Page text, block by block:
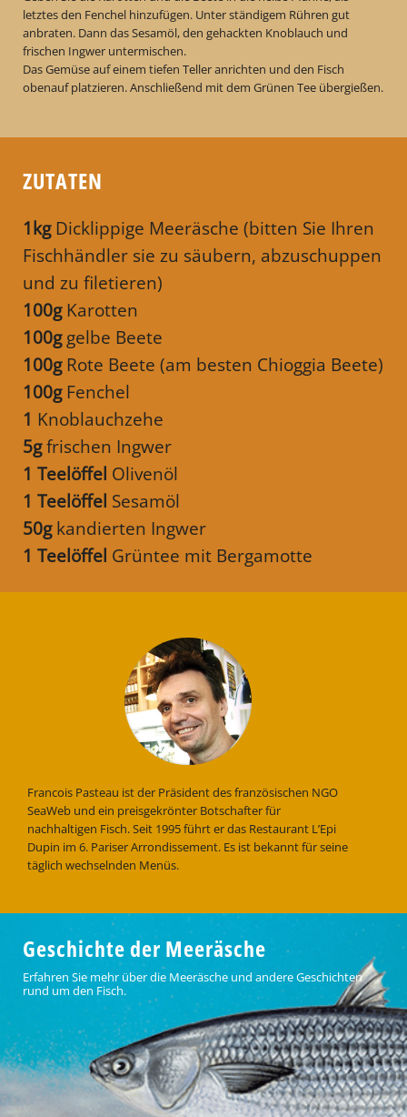
letztes den Fenchel hinzufügen. Unter ständigem Rühren gut
anbraten. Dann das Sesamöl, den gehackten Knoblauch und
frischen Ingwer untermischen.
Das Gemüse auf einem tiefen Teller anrichten und den Fisch
obenauf platzieren. Anschließend mit dem Grünen Tee übergießen.
ZUTATEN
1kgDicklippige Meeräsche (bitten Sie Ihren
Fischhändler sie zu säubern, abzuschuppen
und zu filetieren)
100gKarotten
100ggelbe Beete
100gRote Beete (am besten Chioggia Beete)
100gFenchel
1 Knoblauchzehe
5gfrischen Ingwer
1 Teelöffel Olivenöl
1 Teelöffel Sesamöl
50gkandierten Ingwer
1 Teelöffel Grüntee mit Bergamotte
Francois Pasteau ist der Präsident des französischen NGO
SeaWeb und ein preisgekrönter Botschafter für
nachhaltigen Fisch. Seit 1995 führt er das Restaurant L’Epi
Dupin im 6. Pariser Arrondissement. Es ist bekannt für seine
täglich wechselnden Menüs.
Geschichte der Meeräsche
Erfahren Sie mehr über die Meeräsche und andere Geschichten
rund um den Fisch.